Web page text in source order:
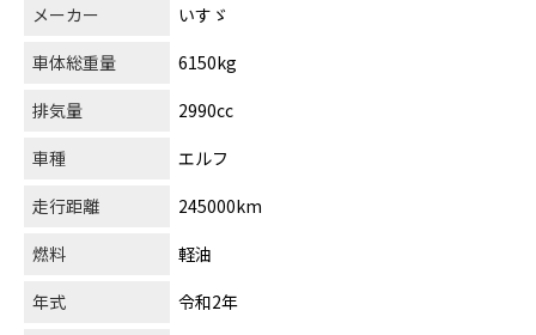
メーカー
いすゞ
車体総重量
6150kg
排気量
2990cc
車種
エルフ
走行距離
245000km
燃料
軽油
年式
令和2年